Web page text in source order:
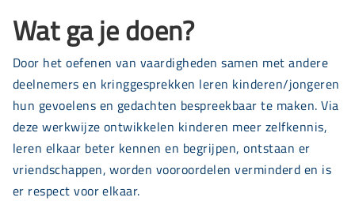
Wat ga je doen?
Door het oefenen van vaardigheden samen met andere
deelnemers en kringgesprekken leren kinderen/jongeren
hun gevoelens en gedachten bespreekbaar te maken. Via
deze werkwijze ontwikkelen kinderen meer zelfkennis,
leren elkaar beter kennen en begrijpen, ontstaan er
vriendschappen, worden vooroordelen verminderd en is
er respect voor elkaar.